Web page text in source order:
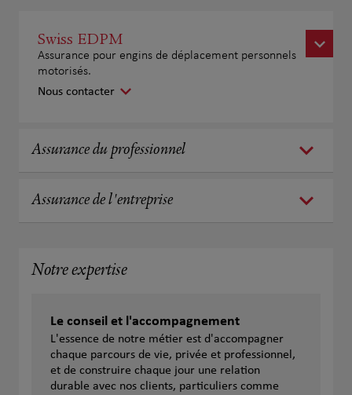
Swiss EDPM
Assurance pour engins de déplacement personnels
motorisés.
Nous contacter
Assurance du professionnel
Assurance de l'entreprise
Notre expertise
Le conseil et l'accompagnement
L'essence de notre métier est d'accompagner
chaque parcours de vie, privée et professionnel,
et de construire chaque jour une relation
durable avec nos clients, particuliers comme